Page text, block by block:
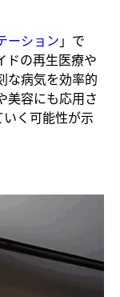
ーション 」で
ドの再生医療や
な病気を効率的
美容にも応用さ
いく可能性が示